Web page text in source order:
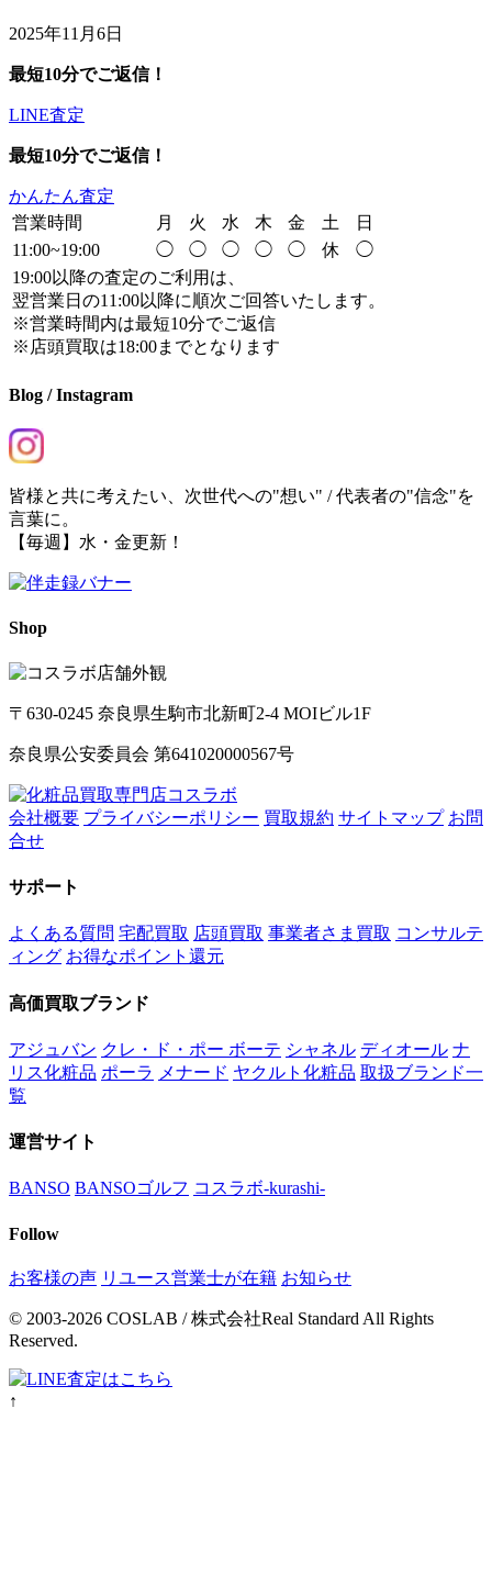
2025年11月6日
最短10分でご返信！
LINE査定
最短10分でご返信！
かんたん査定
営業時間
月 火 水 木 金 土
日
11:00~19:00
◯ ◯ ◯ ◯ ◯ 休
◯
19:00以降の査定のご利用は、
翌営業日の11:00以降に順次ご回答いたします。
※営業時間内は最短10分でご返信
※店頭買取は18:00までとなります
Blog / Instagram
皆様と共に考えたい、次世代への"想い" / 代表者の"信念"を
言葉に。
【毎週】水・金更新！
Shop
〒630-0245 奈良県生駒市北新町2-4 MOIビル1F
奈良県公安委員会 第641020000567号
会社概要 プライバシーポリシー 買取規約 サイトマップ お問
合せ
サポート
よくある質問 宅配買取 店頭買取 事業者さま買取 コンサルテ
ィング お得なポイント還元
高価買取ブランド
アジュバン クレ・ド・ポー ボーテ シャネル ディオール ナ
リス化粧品 ポーラ メナード ヤクルト化粧品 取扱ブランド一
覧
運営サイト
BANSO BANSOゴルフ コスラボ-kurashi-
Follow
お客様の声 リユース営業士が在籍 お知らせ
© 2003-2026 COSLAB / 株式会社Real Standard All Rights
Reserved.
↑